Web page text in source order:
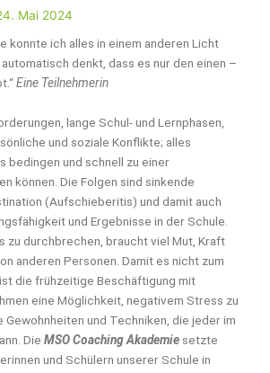
Mai 2024
konnte ich alles in einem anderen Licht
denkt, dass es nur den einen –
Eine Teilnehmerin
lange Schul- und Lernphasen,
und soziale Konflikte; alles
bedingen und schnell zu einer
können. Die Folgen sind sinkende
(Aufschieberitis) und damit auch
und Ergebnisse in der Schule.
zu durchbrechen, braucht viel Mut, Kraft
anderen Personen. Damit es nicht zum
die frühzeitige Beschäftigung mit
eine Möglichkeit, negativem Stress zu
Gewohnheiten und Techniken, die jeder im
DieMSO Coaching Akademie setzte
und Schülern unserer Schule in